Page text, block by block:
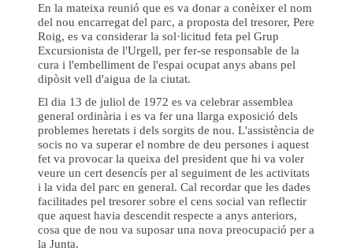
En la mateixa reunió que es va donar a conèixer el nom
del nou encarregat del parc, a proposta del tresorer, Pere
Roig, es va considerar la sol·licitud feta pel Grup
Excursionista de l'Urgell, per fer-se responsable de la
cura i l'embelliment de l'espai ocupat anys abans pel
dipòsit vell d'aigua de la ciutat.
El dia 13 de juliol de 1972 es va celebrar assemblea
general ordinària i es va fer una llarga exposició dels
problemes heretats i dels sorgits de nou. L'assistència de
socis no va superar el nombre de deu persones i aquest
fet va provocar la queixa del president que hi va voler
veure un cert desencís per al seguiment de les activitats
i la vida del parc en general. Cal recordar que les dades
facilitades pel tresorer sobre el cens social van reflectir
que aquest havia descendit respecte a anys anteriors,
cosa que de nou va suposar una nova preocupació per a
la Junta.